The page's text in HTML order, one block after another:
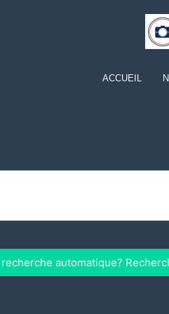
ACCUEIL
automatique?